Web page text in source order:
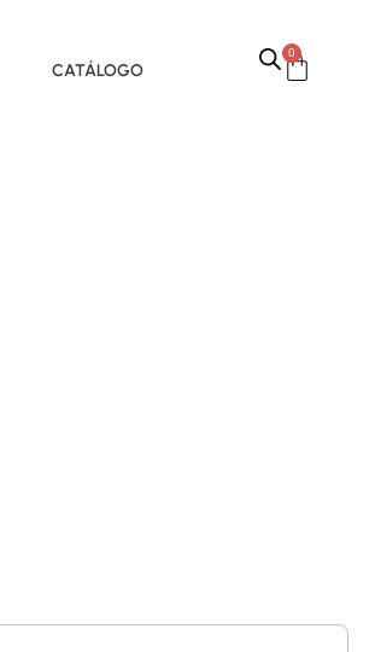
CATÁLOGO
0